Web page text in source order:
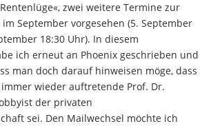
zwei weitere Termine zur
September vorgesehen (5. September
18:30 Uhr). In diesem
ich erneut an Phoenix geschrieben und
man doch darauf hinweisen möge, dass
wieder auftretende Prof. Dr.
der privaten
sei. Den Mailwechsel möchte ich